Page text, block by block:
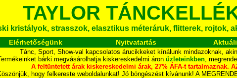
TAYLOR
kristályok, strasszok, elasztikus méteráruk, flitterek, rojtok,
Elérhetőségünk Nyitvatartás
Tánc, Sport, Show-val kapcsolatos árucikkeket kínálunk mindazoknak,
bárki megvásárolhatja kiskereskedelmi áron üzleteinkben,
A feltüntetett árak kiskereskedelmi árak, 27% ÁFA-t tartalmaznak.
hogy felkereste weboldalunkat! Jó böngészést kívánunk! A